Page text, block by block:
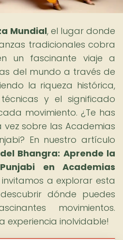
Mundial, el lugar donde
tradicionales cobra
un fascinante viaje a
del mundo a través de
la riqueza histórica,
y el significado
movimiento. ¿Te has
sobre las Academias
En nuestro artículo
Bhangra: Aprende la
en Academias
invitamos a explorar esta
dónde puedes
movimientos.
experiencia inolvidable!